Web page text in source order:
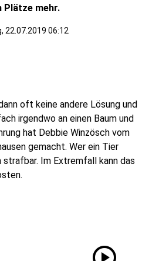
Plätze mehr.
22.07.2019 06:12
oft keine andere Lösung und
irgendwo an einen Baum und
hat Debbie Winzösch vom
gemacht. Wer ein Tier
Im Extremfall kann das